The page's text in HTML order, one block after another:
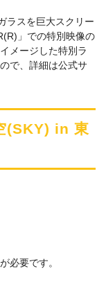
ラスを巨大スクリー
」での特別映像の
メージした特別ラ
で、詳細は公式サ
(SKY) in 東
必要です。